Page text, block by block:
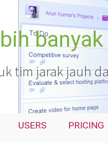
tim jarak jauh
USERS PRICING